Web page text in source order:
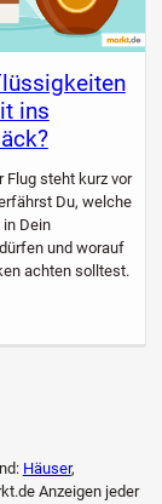
ins
Flug steht kurz vor
Du, welche
Dein
und worauf
achten solltest.
Häuser,
Anzeigen jeder